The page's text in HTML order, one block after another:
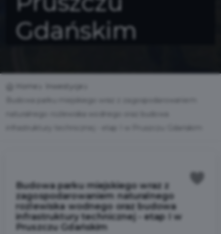
Gdańskim
Budowa parku miejskiego wraz z
zagospodarowaniem naturalnego
rozlewiska wodnego oraz budowa
infrastruktury technicznej - etap I w
Pruszczu Gdańskim